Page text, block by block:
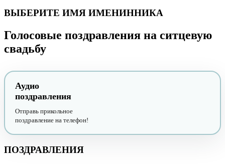
ВЫБЕРИТЕ ИМЯ ИМЕНИННИКА
Голосовые поздравления на ситцевую
свадьбу
Аудио
поздравления
Отправь прикольное
поздравление на телефон!
ПОЗДРАВЛЕНИЯ